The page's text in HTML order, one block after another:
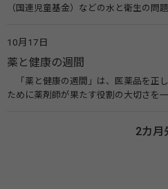
（国連児童基金）などの水と衛生の問
10月17日
薬と健康の週間
「薬と健康の週間」は、医薬品を正
ために薬剤師が果たす役割の大切さを
伝えたい！薬との付き合い方」（保健
2カ月